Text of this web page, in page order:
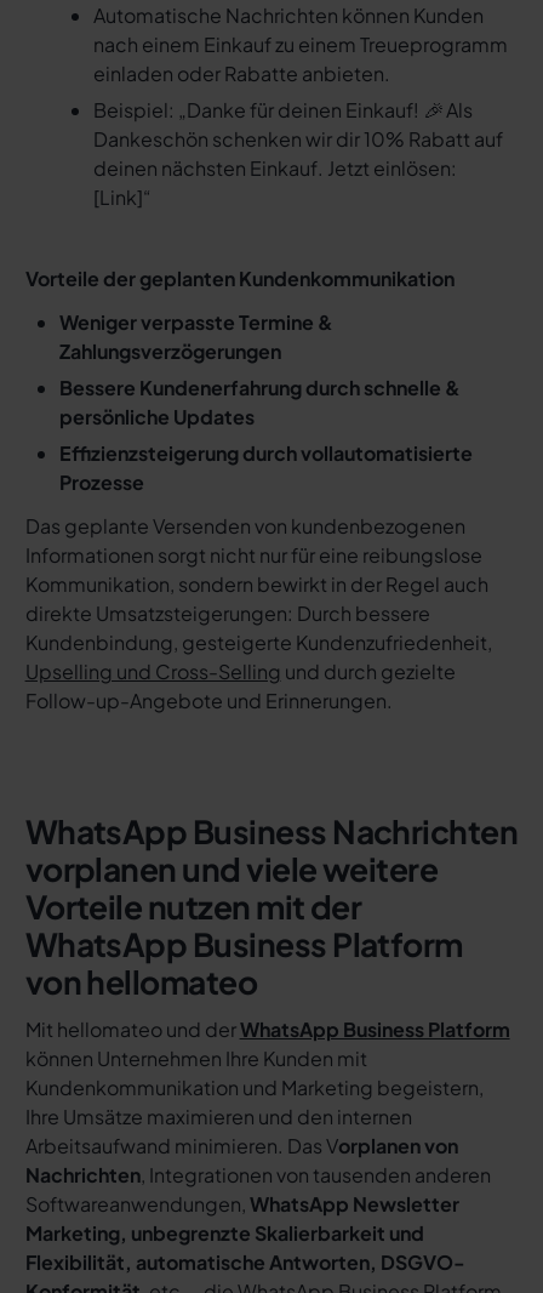
Automatische Nachrichten können Kunden
nach einem Einkauf zu einem Treueprogramm
einladen oder Rabatte anbieten.
Beispiel: „Danke für deinen Einkauf! 🎉 Als
Dankeschön schenken wir dir 10% Rabatt auf
deinen nächsten Einkauf. Jetzt einlösen:
[Link]“
Vorteile der geplanten Kundenkommunikation
Weniger verpasste Termine &
Zahlungsverzögerungen
Bessere Kundenerfahrung durch schnelle &
persönliche Updates
Effizienzsteigerung durch vollautomatisierte
Prozesse
Das geplante Versenden von kundenbezogenen
Informationen sorgt nicht nur für eine reibungslose
Kommunikation, sondern bewirkt in der Regel auch
direkte Umsatzsteigerungen: Durch bessere
Kundenbindung, gesteigerte Kundenzufriedenheit,
Upselling und Cross-Selling und durch gezielte
Follow-up-Angebote und Erinnerungen.
WhatsApp Business Nachrichten
vorplanen und viele weitere
Vorteile nutzen mit der
WhatsApp Business Platform
von hellomateo
Mit hellomateo und derWhatsApp Business Platform
können Unternehmen Ihre Kunden mit
Kundenkommunikation und Marketing begeistern,
Ihre Umsätze maximieren und den internen
Arbeitsaufwand minimieren. Das Vorplanen von
Nachrichten, Integrationen von tausenden anderen
Softwareanwendungen,WhatsApp Newsletter
Marketing, unbegrenzte Skalierbarkeit und
Flexibilität, automatische Antworten, DSGVO-